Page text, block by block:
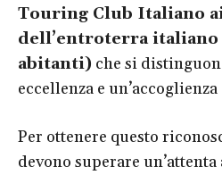
Touring Club Italiano
dell’entroterra italiano
abitanti) che si
eccellenza e
Per ottenere questo
devono superare